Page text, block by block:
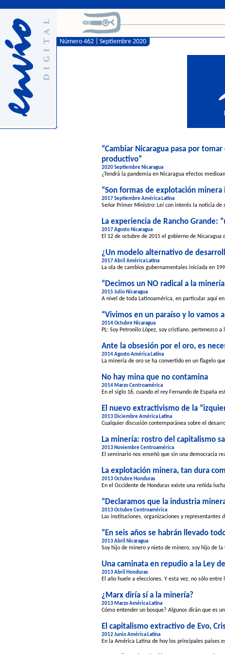
Número 462 | Septiembre 2020
“Cambiar Nicaragua pasa por
productivo”
2020 Septiembre Nicaragua
¿Tendrá la pandemia en Nicaragua efectos
“Son formas de explotación
2017 Septiembre América Latina
Señor Primer Ministro: Leí con interés la noticia de
La experiencia de Rancho Grande:
2017 Agosto Nicaragua
El 12 de octubre de 2015 el gobierno de
¿Un modelo alternativo de
2017 Abril América Latina
La ola de cambios gubernamentales iniciada en
“Decimos un NO radical a la
2015 Julio Nicaragua
A nivel de toda Latinoamérica, en particular aquí
“Vivimos en un paraíso y lo
2014 Octubre Nicaragua
PL: Soy Petronilo López, soy cristiano, pertenezco
Ante la obsesión por el oro, es
2014 Agosto América Latina
La minería de oro se ha convertido en un flagelo
No hay mina que no contamina
2014 Marzo Centroamérica
En el siglo 16, cuando el rey Fernando de España
El nuevo extractivismo de la
2013 Diciembre América Latina
Cualquier discusión contemporánea sobre el
La minería: rostro del capitalismo
2013 Noviembre Centroamérica
El seminario nos enseñó que sin una democracia
La explotación minera, tan dura
2013 Octubre Honduras
En el Occidente de Honduras existe una reñida
“Declaramos que la industria
2013 Octubre Centroamérica
Las instituciones, organizaciones y
“En seis años se habrán llevado
2013 Abril Nicaragua
Soy hijo de minero y nieto de minero, soy hijo de
Una caminata en repudio a la Ley
2013 Abril Honduras
El año huele a elecciones. Y esta vez, no sólo
¿Marx diría sí a la minería?
2013 Marzo América Latina
Cómo entender un bosque? Algunos dirán que es
El capitalismo extractivo de Evo,
2012 Junio América Latina
En la América Latina de hoy los principales países